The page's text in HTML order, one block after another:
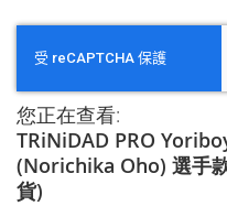
您正在查看:
TRiNiDAD PRO
(Norichika Oho) 選手
貨)